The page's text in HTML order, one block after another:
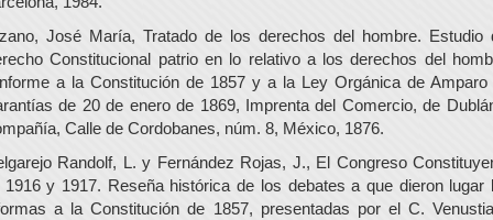
José María, Tratado de los derechos del hombre. Estudio
Constitucional patrio en lo relativo a los derechos del
a la Constitución de 1857 y a la Ley Orgánica de Amparo
de 20 de enero de 1869, Imprenta del Comercio, de
Calle de Cordobanes, núm. 8, México, 1876.
Randolf, L. y Fernández Rojas, J., El Congreso
1916 y 1917. Reseña histórica de los debates a que dieron lugar
a la Constitución de 1857, presentadas por el C.